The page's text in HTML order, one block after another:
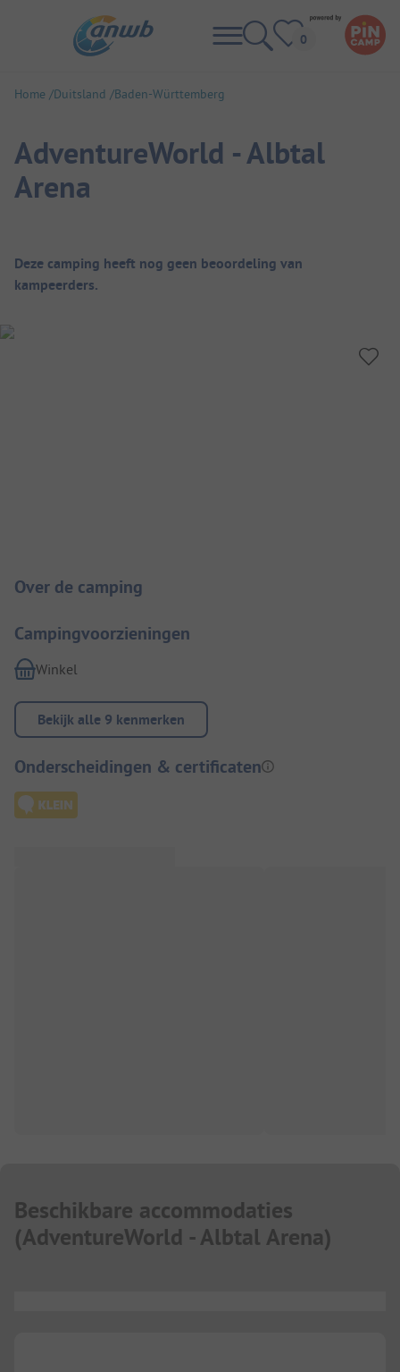
Home Duitsland Baden-Württemberg
AdventureWorld - Albtal
Arena
Camping overzicht
Deze camping heeft nog geen beoordeling van
kampeerders.
Over de camping
Campingvoorzieningen
Winkel
Bekijk alle 9 kenmerken
Onderscheidingen & certificaten
Beschikbare accommodaties
(AdventureWorld - Albtal Arena)